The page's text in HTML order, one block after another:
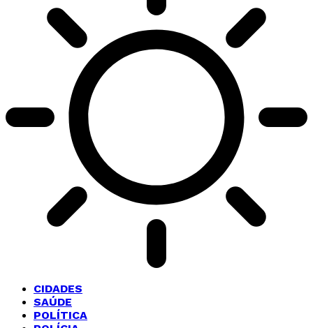
CIDADES
SAÚDE
POLÍTICA